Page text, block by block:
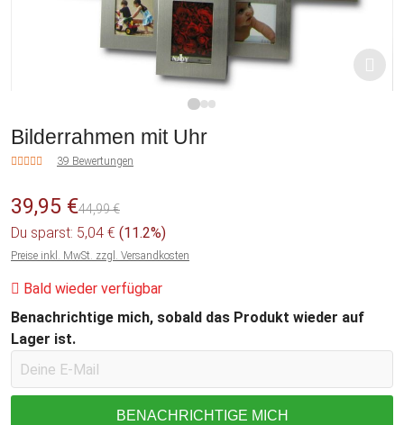
Bilderrahmen mit Uhr
39 Bewertungen
39,95 €44,99 €
Du sparst: 5,04 € (11.2%)
Preise inkl. MwSt. zzgl. Versandkosten
Bald wieder verfügbar
Benachrichtige mich, sobald das Produkt wieder auf
Lager ist.
BENACHRICHTIGE MICH